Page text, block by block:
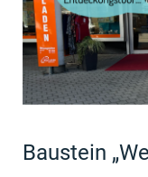
Baustein